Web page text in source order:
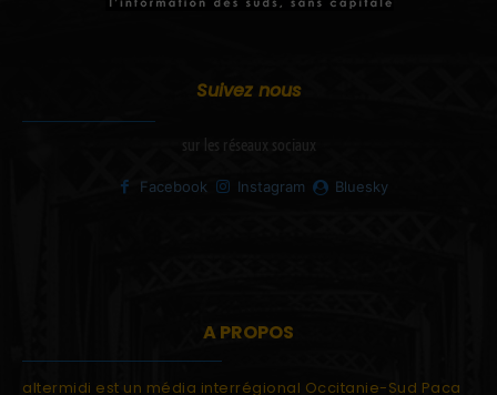
Suivez nous
sur les réseaux sociaux
Facebook Instagram Bluesky
A PROPOS
altermidi est un média interrégional Occitanie-Sud Paca